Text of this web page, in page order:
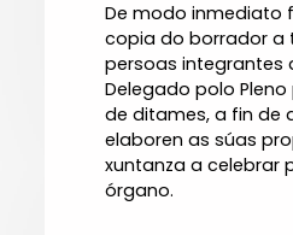
De modo inmediato
copia do borrador a
persoas integrantes
Delegado polo
de ditames, a fin de
elaboren as súas
xuntanza a celebrar
órgano.